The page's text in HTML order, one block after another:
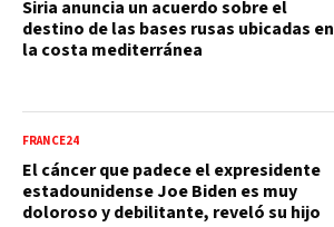
Siria anuncia un acuerdo sobre el
destino de las bases rusas ubicadas en
la costa mediterránea
FRANCE24
El cáncer que padece el expresidente
estadounidense Joe Biden es muy
doloroso y debilitante, reveló su hijo